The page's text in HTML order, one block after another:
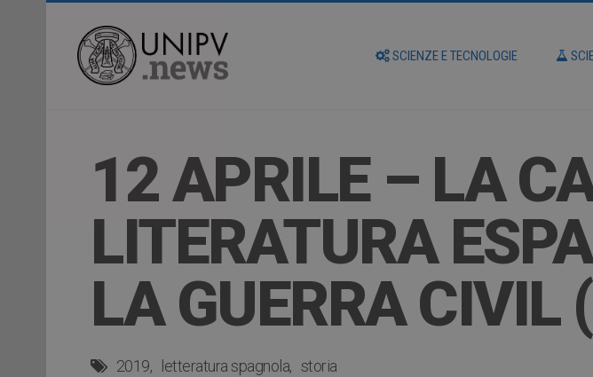
SCIENZE E TECNOLOGIE
12 APRILE – LA
LITERATURA
LA GUERRA
2019 letteratura spagnola storia